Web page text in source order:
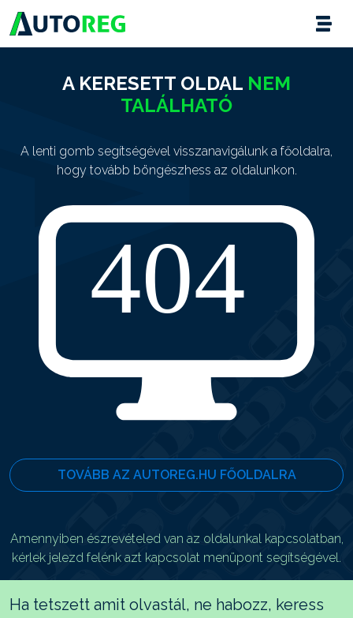
A KERESETT OLDAL NEM
TALÁLHATÓ
A lenti gomb segítségével visszanavigálunk a főoldalra,
hogy tovább böngészhess az oldalunkon.
TOVÁBB AZ AUTOREG.HU FŐOLDALRA
Amennyiben észrevételed van az oldalunkal kapcsolatban,
kérlek jelezd felénk azt kapcsolat menüpont segítségével.
Ha tetszett amit olvastál, ne habozz, keress